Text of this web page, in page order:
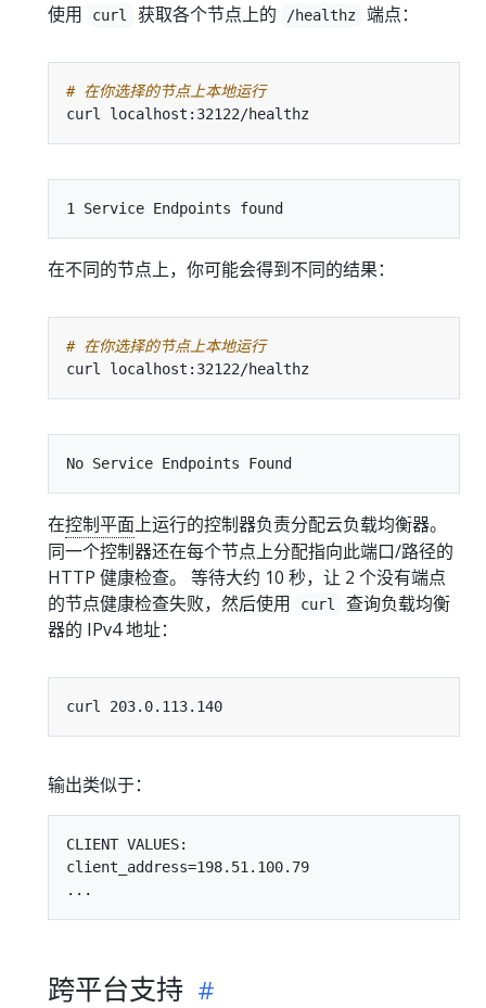
使用 curl 获取各个节点上的 /healthz 端点：
# 在你选择的节点上本地运行
在不同的节点上，你可能会得到不同的结果：
# 在你选择的节点上本地运行
在控制平面上运行的控制器负责分配云负载均衡器。
同一个控制器还在每个节点上分配指向此端口/路径的
HTTP 健康检查。 等待大约 10 秒，让 2 个没有端点
的节点健康检查失败，然后使用
curl
查询负载均衡
器的 IPv4 地址：
输出类似于：
CLIENT VALUES:
client_address=198.51.100.79
跨平台支持